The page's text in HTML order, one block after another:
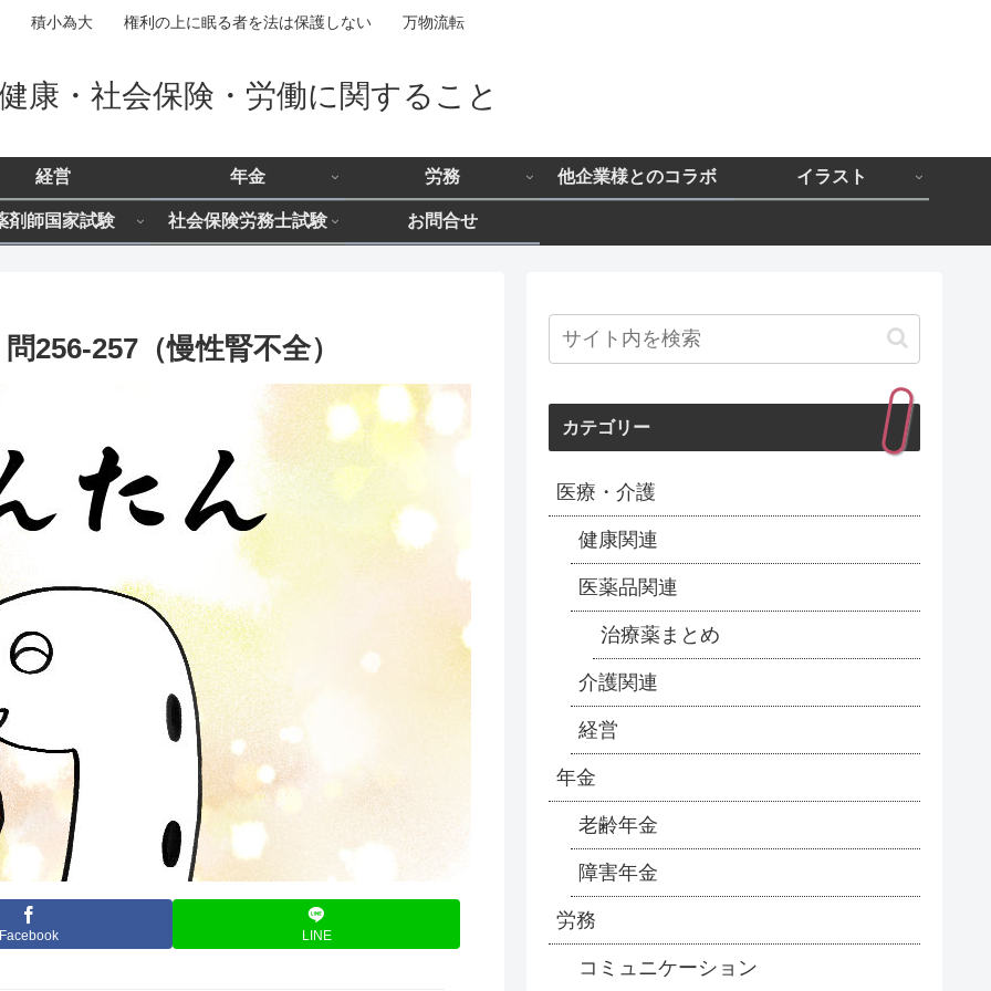
積小為大 権利の上に眠る者を法は保護しない 万物流転
康・社会保険・労働に関すること
経営 年金 労務 他企業様とのコラボ イラスト
剤師国家試験 社会保険労務士試験 お問合せ
257（慢性腎不全）
Facebook LINE
カテゴリー
医療・介護
健康関連
医薬品関連
治療薬まとめ
介護関連
経営
年金
老齢年金
障害年金
労務
コミュニケーション